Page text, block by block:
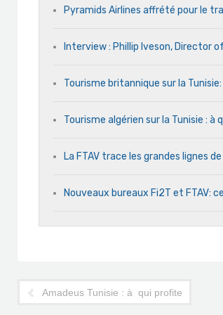
Pyramids Airlines affrété pour le
Interview : Phillip Iveson, Director
Tourisme britannique sur la
Tourisme algérien sur la Tunisie : à
La FTAV trace les grandes lignes
Nouveaux bureaux Fi2T et FTAV:
Amadeus Tunisie : à qui profitera la